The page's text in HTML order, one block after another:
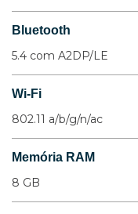
Bluetooth
5.4 com A2DP/LE
Wi-Fi
802.11 a/b/g/n/ac
Memória RAM
8 GB